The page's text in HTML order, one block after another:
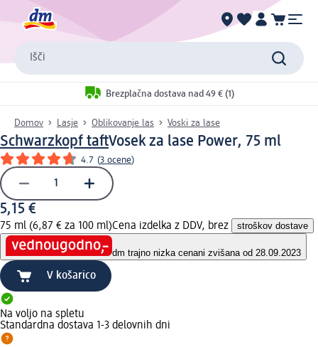
Išči
Brezplačna dostava nad 49 € (1)
Domov Lasje Oblikovanje las Voski za lase
Schwarzkopf taftVosek za lase Power, 75 ml
4.7 (3 ocene)
5,15 €
75 ml (6,87 € za 100 ml)Cena izdelka z DDV, brez stroškov dostave
dm trajno nizka cenani zvišana od 28.09.2023
V košarico
Na voljo na spletu
Standardna dostava 1-3 delovnih dni